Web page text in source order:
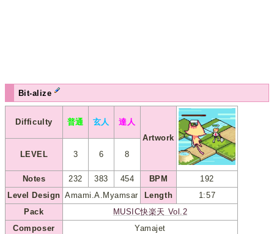
Bit-alize
Difficulty 普通 玄人
達人
Artwork
LEVEL
3 6 8
Notes 232 383 454 BPM
192
Level Design Amami.A.Myamsar Length
1:57
Pack
MUSIC快楽天 Vol.2
Composer
Yamajet